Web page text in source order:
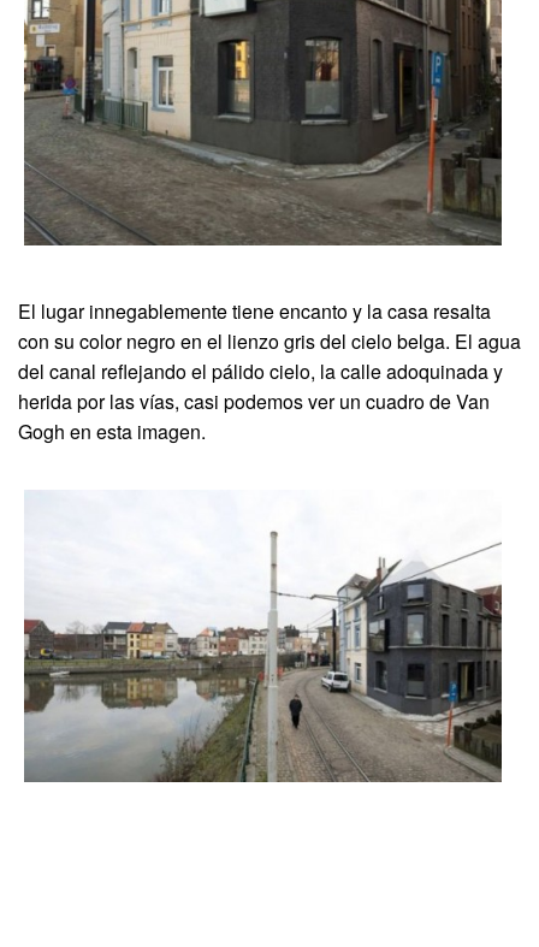
El lugar innegablemente tiene encanto y la casa resalta
con su color negro en el lienzo gris del cielo belga. El agua
del canal reflejando el pálido cielo, la calle adoquinada y
herida por las vías, casi podemos ver un cuadro de Van
Gogh en esta imagen.